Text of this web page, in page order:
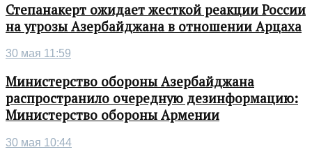
Степанакерт ожидает жесткой реакции России
на угрозы Азербайджана в отношении Арцаха
30 мая 11:59
Министерство обороны Азербайджана
распространило очередную дезинформацию:
Министерство обороны Армении
30 мая 10:44